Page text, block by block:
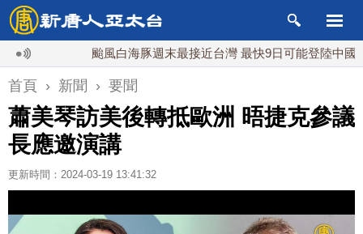
颱風白海豚週末最接近台灣 最快9日可能登陸中國
首頁 › 新聞 › 要聞
蕭美琴訪美後轉抵歐洲 晤捷克參議
長應邀演講
更新時間：2024-03-19 13:41:32